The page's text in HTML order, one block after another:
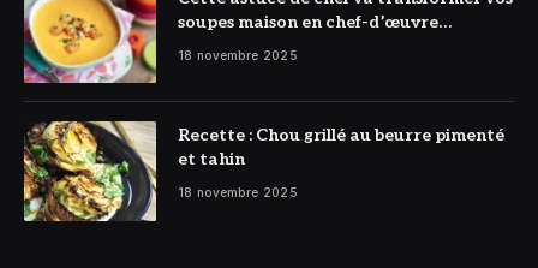
soupes maison en chef-d’œuvre
réconfortant
18 novembre 2025
Recette : Chou grillé au beurre pimenté
et tahin
18 novembre 2025